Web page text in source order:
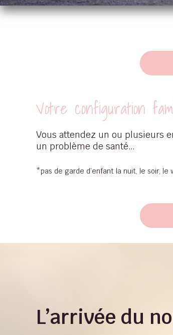
Votre configuration
Vous attendez un ou plusieurs
un problème de santé…
*pas de garde d’enfant la nuit, le soir,
L’arrivée du